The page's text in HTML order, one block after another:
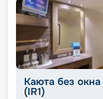
Каюта без
(IR1)